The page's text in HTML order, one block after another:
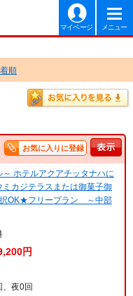
マイページ メニュー
順
お気に入りに登録
ホテルアクアチッタナハに
カジテラスまたは御菓子御
OK★フリープラン ～中部
円
夜0回